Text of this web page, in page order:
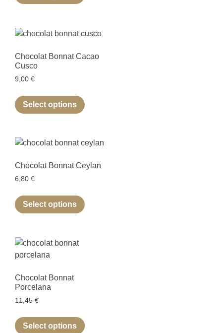
Chocolat Bonnat Cacao
Cusco
9,00 €
Select options
Chocolat Bonnat Ceylan
6,80 €
Select options
Chocolat Bonnat
Porcelana
11,45 €
Select options